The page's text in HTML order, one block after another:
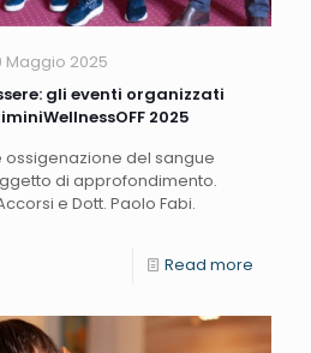
Maggio 2025
gli eventi organizzati
2025
ossigenazione del sangue
di approfondimento.
e Dott. Paolo Fabi.
Read more